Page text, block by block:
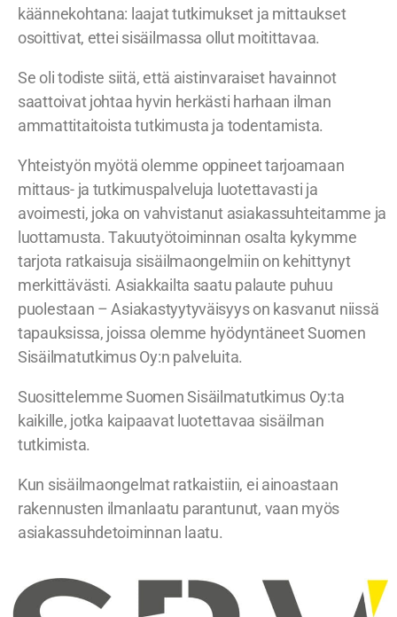
käännekohtana: laajat tutkimukset ja mittaukset
osoittivat, ettei sisäilmassa ollut moitittavaa.
Se oli todiste siitä, että aistinvaraiset havainnot
saattoivat johtaa hyvin herkästi harhaan ilman
ammattitaitoista tutkimusta ja todentamista.
Yhteistyön myötä olemme oppineet tarjoamaan
mittaus- ja tutkimuspalveluja luotettavasti ja
avoimesti, joka on vahvistanut asiakassuhteitamme ja
luottamusta. Takuutyötoiminnan osalta kykymme
tarjota ratkaisuja sisäilmaongelmiin on kehittynyt
merkittävästi. Asiakkailta saatu palaute puhuu
puolestaan – Asiakastyytyväisyys on kasvanut niissä
tapauksissa, joissa olemme hyödyntäneet Suomen
Sisäilmatutkimus Oy:n palveluita.
Suosittelemme Suomen Sisäilmatutkimus Oy:ta
kaikille, jotka kaipaavat luotettavaa sisäilman
tutkimista.
Kun sisäilmaongelmat ratkaistiin, ei ainoastaan
rakennusten ilmanlaatu parantunut, vaan myös
asiakassuhdetoiminnan laatu.